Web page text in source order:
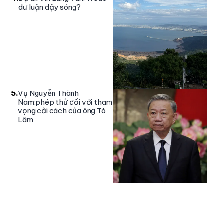
dư luận dậy sóng?
5.Vụ Nguyễn Thành
Nam:phép thử đối với tham
vọng cải cách của ông Tô
Lâm